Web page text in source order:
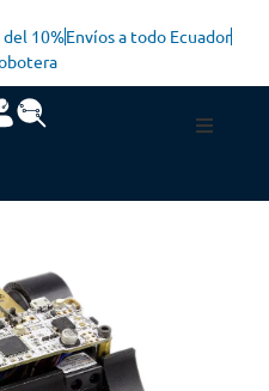
10%Envíos a todo Ecuador